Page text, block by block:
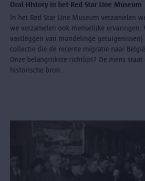
Oral History in het Red Star Line Museum
In het Red Star Line Museum verzamelen
we verzamelen ook menselijke ervaringen.
vastleggen van mondelinge
collectie die de recente migratie naar
Onze belangrijkste richtlijn? De mens
historische bron.